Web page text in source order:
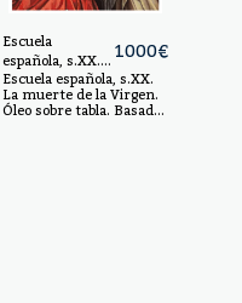
Escuela
española, s.XX.
La muerte de la
Virgen.
1000€
Escuela española, s.XX.
La muerte de la Virgen.
Óleo sobre tabla. Basado